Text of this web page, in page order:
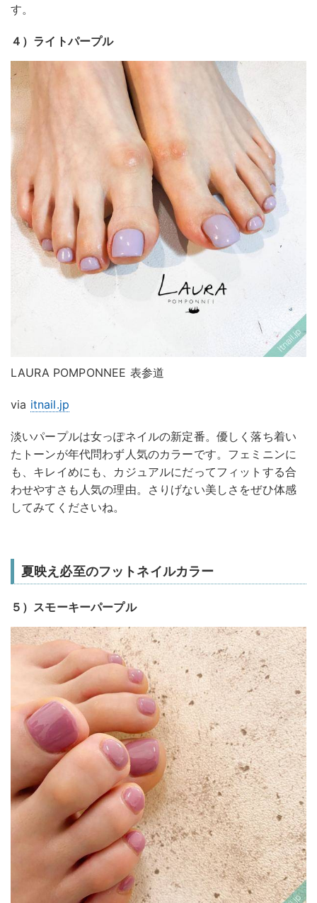
す。
４）ライトパープル
LAURA POMPONNEE 表参道
via itnail.jp
淡いパープルは女っぽネイルの新定番。優しく落ち着い
たトーンが年代問わず人気のカラーです。フェミニンに
も、キレイめにも、カジュアルにだってフィットする合
わせやすさも人気の理由。さりげない美しさをぜひ体感
してみてくださいね。
夏映え必至のフットネイルカラー
５）スモーキーパープル